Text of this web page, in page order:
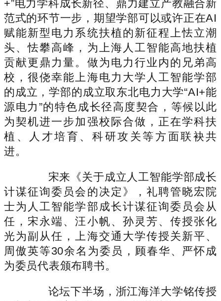
+”电力学科成长新径、鼎力建立产教融合新
范式的环节一步，期望学部可以或许正在AI
赋能新型电力系统扶植的新征程上怯立潮
头、怯攀高峰，为上海人工智能高地扶植
贡献更鼎力量。做为电力行业内的兄弟高
校，很侥幸能上海电力大学人工智能学部
的成立，学部的成立取东北电力大学“AI+能
源电力”的特色成长径高度契合，等候以此
为契机进一步加强校际合做，正在学科扶
植、人才培育、科研攻关等方面联袂共
进。
宋来《关于成立人工智能学部成长
计谋征询委员会的决定》，礼聘管晓宏院
士为人工智能学部成长计谋征询委员会从
任，宋永端、汪小帆、孙灵芳、传授张化
光为副从任，上海交通大学传授关新平、
周傲英等30余名为委员，顾春华、严怀成
为委员代表颁布聘书。
论坛下半场，浙江海洋大学铭传授